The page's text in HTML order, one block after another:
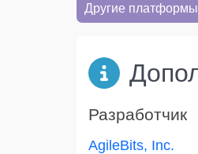
Другие платформы
Разработчик
AgileBits, Inc.